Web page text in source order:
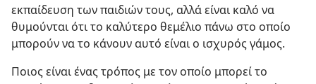
εκπαίδευση των παιδιών τους, αλλά είναι καλό να
θυμούνται ότι το καλύτερο θεμέλιο πάνω στο οποίο
μπορούν να το κάνουν αυτό είναι ο ισχυρός γάμος.
Ποιος είναι ένας τρόπος με τον οποίο μπορεί το